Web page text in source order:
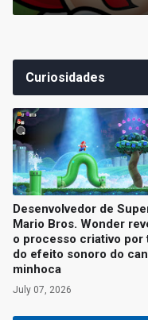
Curiosidades
Desenvolvedor de
Mario Bros. Wonder
o processo criativo por
do efeito sonoro do
minhoca
July 07, 2026